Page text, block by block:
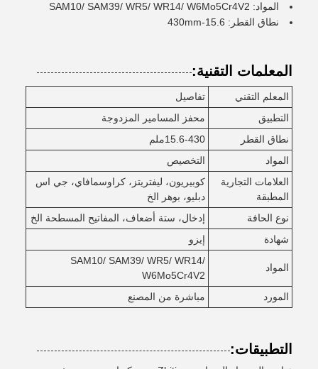
المواد: SAM10/ SAM39/ WR5/ WR14/ W6Mo5Cr4V2
نطاق القطر: 15.6-430mm
المعلمات التقنية:
المعلم التقني
تفاصيل
التطبيق
محفز المسامير المزدوجة
نطاق القطر
15.6-430ملم
المواد
التخصيص
العلامات التجارية
المطبقة
كوبيريون، ليفتريتز، كراوسمافاي، جي اس
دبليو، بوهر الخ
نوع الحافة
إدخال، ستة أضعاف، المفاتيح المسطحة الخ
شهادة
إيزو
المواد
SAM10/ SAM39/ WR5/ WR14/
W6Mo5Cr4V2
المورد
مباشرة من المصنع
التطبيقات: